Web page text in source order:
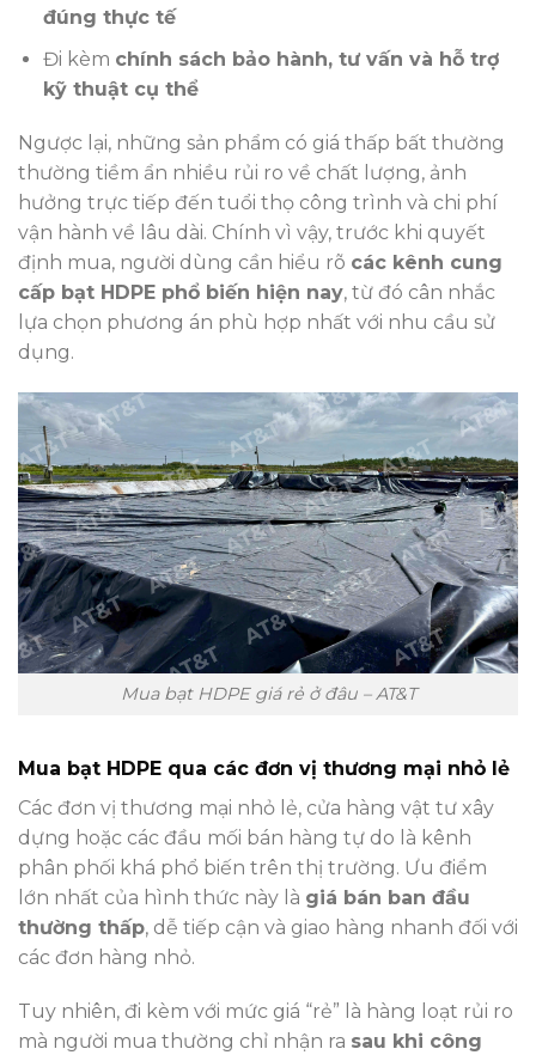
đúng thực tế
Đi kèm chính sách bảo hành, tư vấn và hỗ trợ
kỹ thuật cụ thể
Ngược lại, những sản phẩm có giá thấp bất thường
thường tiềm ẩn nhiều rủi ro về chất lượng, ảnh
hưởng trực tiếp đến tuổi thọ công trình và chi phí
vận hành về lâu dài. Chính vì vậy, trước khi quyết
định mua, người dùng cần hiểu rõ các kênh cung
cấp bạt HDPE phổ biến hiện nay, từ đó cân nhắc
lựa chọn phương án phù hợp nhất với nhu cầu sử
dụng.
Mua bạt HDPE giá rẻ ở đâu – AT&T
Mua bạt HDPE qua các đơn vị thương mại nhỏ lẻ
Các đơn vị thương mại nhỏ lẻ, cửa hàng vật tư xây
dựng hoặc các đầu mối bán hàng tự do là kênh
phân phối khá phổ biến trên thị trường. Ưu điểm
lớn nhất của hình thức này là giá bán ban đầu
thường thấp, dễ tiếp cận và giao hàng nhanh đối với
các đơn hàng nhỏ.
Tuy nhiên, đi kèm với mức giá “rẻ” là hàng loạt rủi ro
mà người mua thường chỉ nhận ra sau khi công